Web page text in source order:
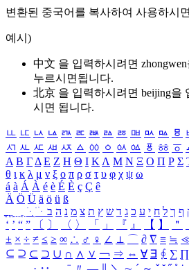
변환된 중국어를 복사하여 사용하시
예시)
中文 을 입력하시려면 zhongwen
누르시면됩니다.
北京 을 입력하시려면 beijing을
시면 됩니다.
ㅥ ㅦ ㅧ ㅨ ㅩ ㅪ ㅫ ㅬ ㅭ ㅮ ㅯ ㅰ ㅱ
ㅺ ㅻ ㅼ ㅽ ㅾ ㅿ ㆀ ㆁ ㆂ ㆃ ㆄ ㆅ ㆆ
Α Β ΓΔ Ε Ζ Η Θ Ι ΚΛ Μ Ν Ξ Ο Π Ρ Σ
θ ι κ λ μ ν ξ ο π ρ σ τ υ φ χ ψ ω
á à Á À é è É È ç Ç ê
Ä Ö Ü ä ö ü ß
ִֶֹ ֻּ ׁׂ ף ך ל ח י ע כ ג ד ש ץ ת צ מ נ ה ב
‘ ’ “ ” 〔 〕 〈 〉 「 」 『 』 【 】 ＂
± × ÷ ≠ ≤ ≥ ∞ ∴ ♂ ♀ ∠ ⊥ ⌒ ∂ ∇ ≡ ≒
⊆ ⊇ ⊂ ⊃ ∪ ∩ ∧ ∨ ￢ ⇒ ⇔ ∀ ∃ ∮ ∑ ∏